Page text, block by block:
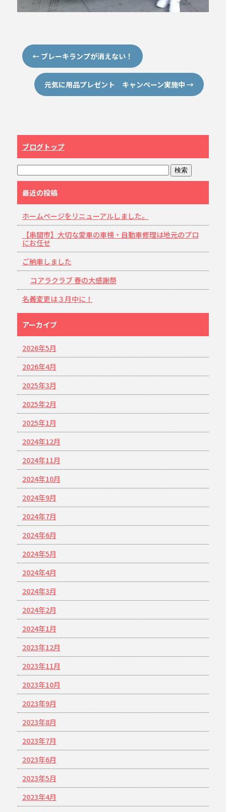
←ブレーキランプが消えない！
元気に用品プレゼント キャンペーン実施中→
ブログトップ
最近の投稿
ホームページをリニューアルしました。
【串間市】大切な愛車の車検・自動車修理は地元のプロ
にお任せ
ご納車しました
コアラクラブ 春の大感謝祭
名義変更は３月中に！
アーカイブ
2026年5月
2026年4月
2025年3月
2025年2月
2025年1月
2024年12月
2024年11月
2024年10月
2024年9月
2024年7月
2024年6月
2024年5月
2024年4月
2024年3月
2024年2月
2024年1月
2023年12月
2023年11月
2023年10月
2023年9月
2023年8月
2023年7月
2023年6月
2023年5月
2023年4月